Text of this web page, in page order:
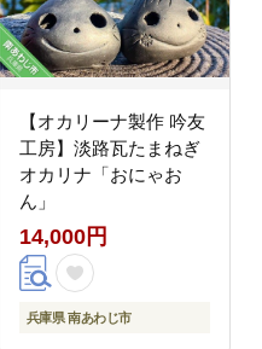
【オカリーナ製作 吟友
工房】淡路瓦たまねぎ
オカリナ「おにゃお
ん」
14,000円
兵庫県 南あわじ市